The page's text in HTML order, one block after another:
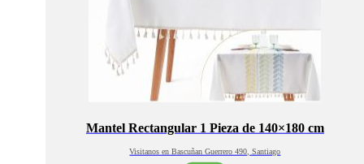
Mantel Rectangular 1 Pieza de 140×180 cm
Visitanos en Bascuñan Guerrero 490, Santiago